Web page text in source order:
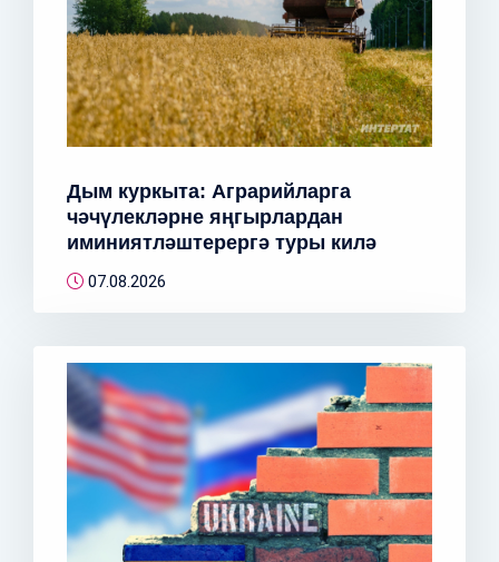
Дым куркыта: Аграрийларга
чәчүлекләрне яңгырлардан
иминиятләштерергә туры килә
07.08.2026